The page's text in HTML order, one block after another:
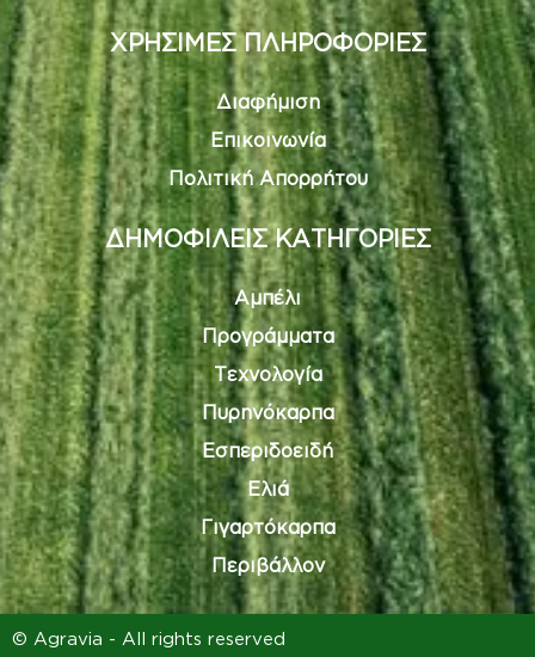
ΧΡΗΣΙΜΕΣ ΠΛΗΡΟΦΟΡΙΕΣ
Διαφήμιση
Επικοινωνία
Πολιτική Απορρήτου
ΔΗΜΟΦΙΛΕΙΣ ΚΑΤΗΓΟΡΙΕΣ
Αμπέλι
Προγράμματα
Τεχνολογία
Πυρηνόκαρπα
Εσπεριδοειδή
Ελιά
Γιγαρτόκαρπα
Περιβάλλον
© Agravia - All rights reserved